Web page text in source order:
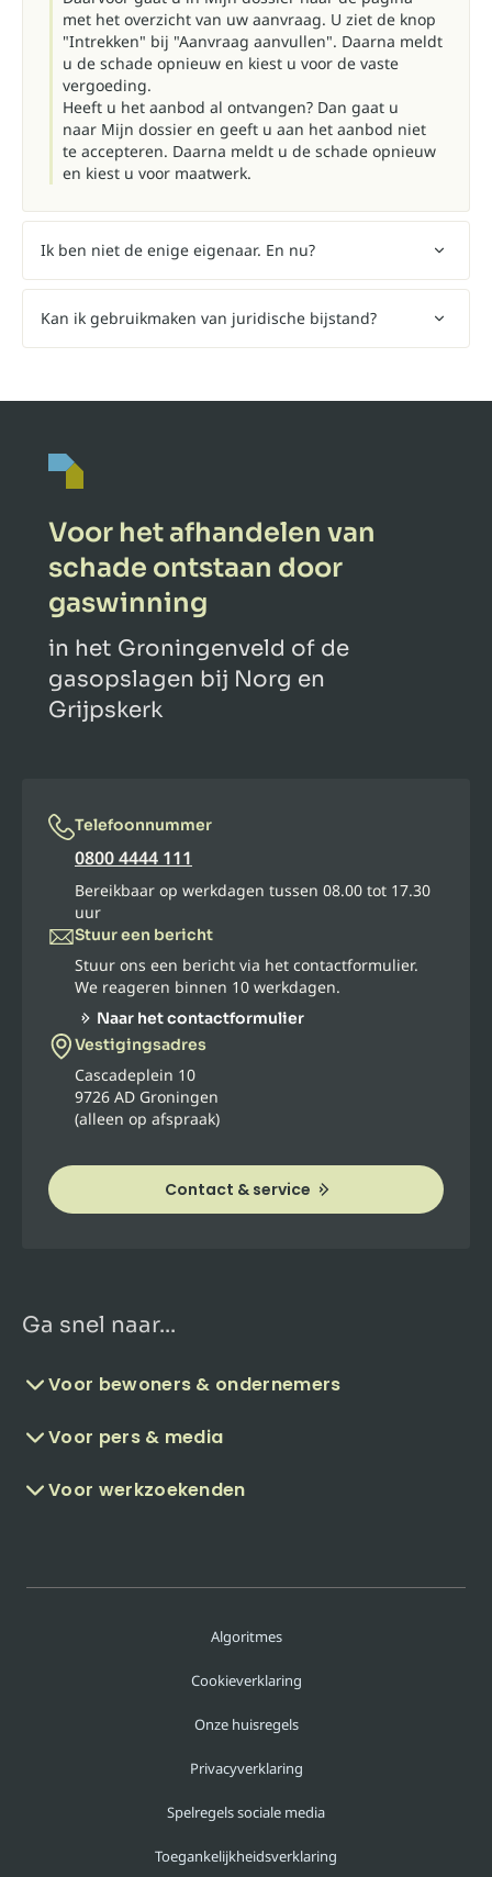
met het overzicht van uw aanvraag. U ziet de knop
"Intrekken" bij "Aanvraag aanvullen". Daarna meldt
u de schade opnieuw en kiest u voor de vaste
vergoeding.
Heeft u het aanbod al ontvangen? Dan gaat u
naar Mijn dossier en geeft u aan het aanbod niet
te accepteren. Daarna meldt u de schade opnieuw
en kiest u voor maatwerk.
Ik ben niet de enige eigenaar. En nu?
Kan ik gebruikmaken van juridische bijstand?
Voor het afhandelen van
schade ontstaan door
gaswinning
in het Groningenveld of de
gasopslagen bij Norg en
Grijpskerk
Telefoonnummer
0800 4444 111
Bereikbaar op werkdagen tussen 08.00 tot 17.30
uur
Stuur een bericht
Stuur ons een bericht via het contactformulier.
We reageren binnen 10 werkdagen.
Naar het contactformulier
Vestigingsadres
Cascadeplein 10
9726 AD Groningen
(alleen op afspraak)
Contact & service
Ga snel naar...
Voor bewoners & ondernemers
Voor pers & media
Voor werkzoekenden
Algoritmes
Cookieverklaring
Onze huisregels
Privacyverklaring
Spelregels sociale media
Toegankelijkheidsverklaring